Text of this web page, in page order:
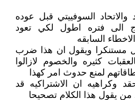
السوفييتي قبل عوده
الى فتره اطول لكي تعود
السابقه
مستنكرا ويقول ان هذا ضرب
كثيره والخصوم لازالوا
لمنع حدوث امر كهذا
وكراهيه ان الاشتراكيه قد
يقول هذا الكلام تصحيحا